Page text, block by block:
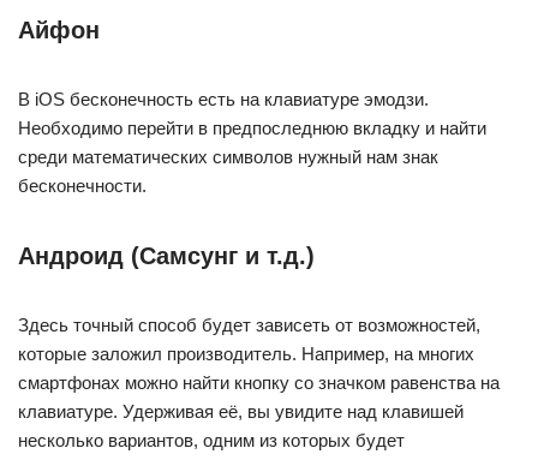
Айфон
В iOS бесконечность есть на клавиатуре эмодзи.
Необходимо перейти в предпоследнюю вкладку и найти
среди математических символов нужный нам знак
бесконечности.
Андроид (Самсунг и т.д.)
Здесь точный способ будет зависеть от возможностей,
которые заложил производитель. Например, на многих
смартфонах можно найти кнопку со значком равенства на
клавиатуре. Удерживая её, вы увидите над клавишей
несколько вариантов, одним из которых будет